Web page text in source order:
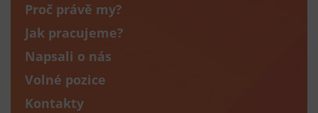
Proč právě my?
Jak pracujeme?
Napsali o nás
Volné pozice
Kontakty